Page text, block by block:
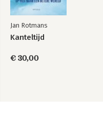
Jan Rotmans
Kanteltijd
€ 30,00